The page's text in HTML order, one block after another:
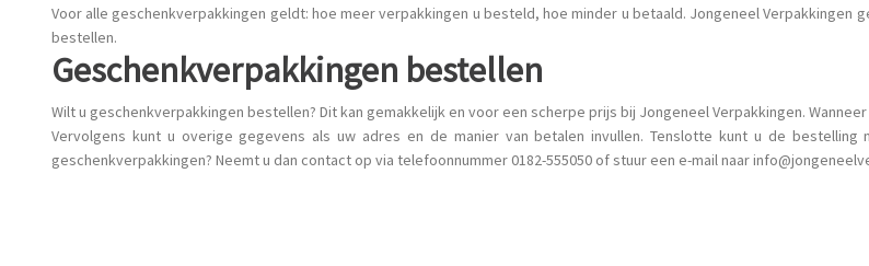
Voor alle geschenkverpakkingen geldt: hoe meer verpakkingen u besteld, hoe minder u betaald. Jongeneel
bestellen.
Geschenkverpakkingen bestellen
Wilt u geschenkverpakkingen bestellen? Dit kan gemakkelijk en voor een scherpe prijs bij Jongeneel Verpakkingen.
Vervolgens kunt u overige gegevens als uw adres en de manier van betalen invullen. Tenslotte kunt u de
geschenkverpakkingen? Neemt u dan contact op via telefoonnummer 0182-555050 of stuur een e-mail naar